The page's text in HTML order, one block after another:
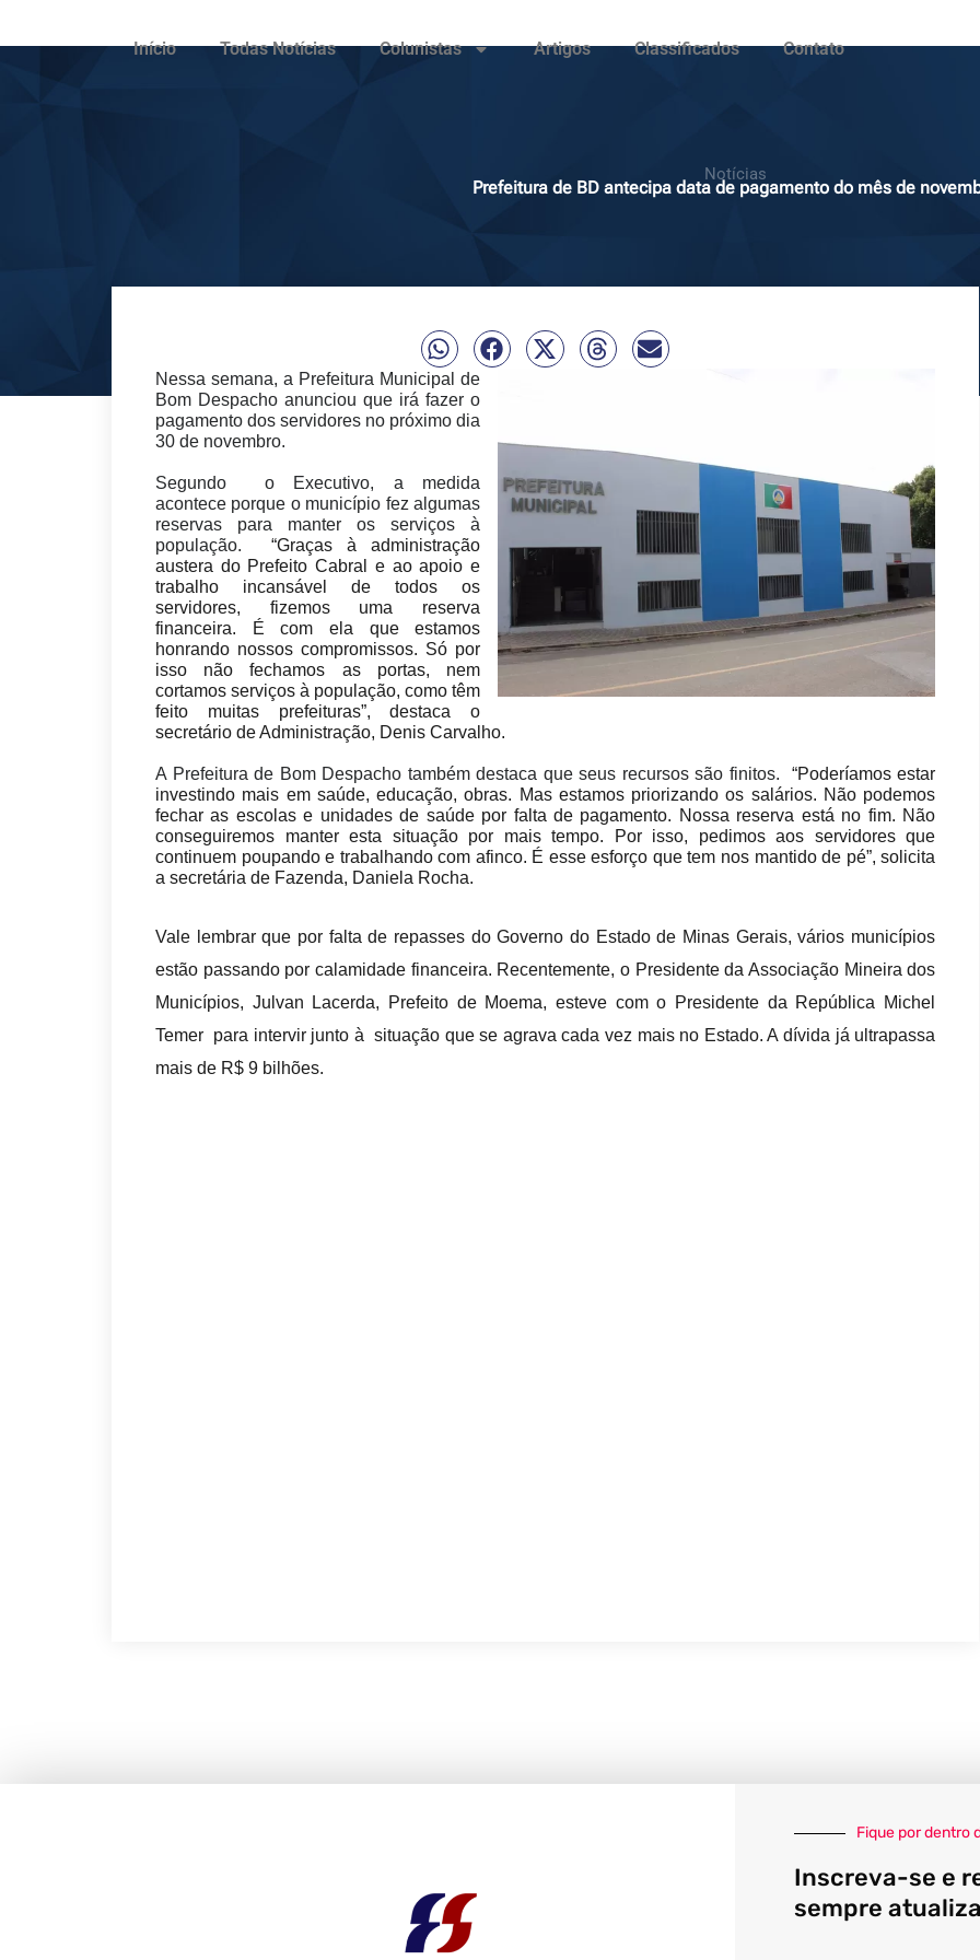
Início Todas Notícias Colunistas Artigos Classificados Contato
Notícias
Prefeitura de BD antecipa data de pagamento do mês de
Nessa semana, a Prefeitura Municipal de
Bom Despacho anunciou que irá fazer o
pagamento dos servidores no próximo dia
30 de novembro.
Segundo o Executivo, a medida
acontece porque o município fez algumas
reservas para manter os serviços à
população.
“Graças à administração
austera do Prefeito Cabral e ao apoio e
trabalho incansável de todos os
servidores, fizemos uma reserva
financeira. É com ela que estamos
honrando nossos compromissos. Só por
isso não fechamos as portas, nem
cortamos serviços à população, como têm
feito muitas prefeituras”, destaca o
secretário de Administração, Denis Carvalho.
A Prefeitura de Bom Despacho também destaca que seus recursos são finitos. “Poderíamos estar
investindo mais em saúde, educação, obras. Mas estamos priorizando os salários. Não podemos
fechar as escolas e unidades de saúde por falta de pagamento. Nossa reserva está no fim. Não
conseguiremos manter esta situação por mais tempo. Por isso, pedimos aos servidores que
continuem poupando e trabalhando com afinco. É esse esforço que tem nos mantido de pé”, solicita
a secretária de Fazenda, Daniela Rocha.
Vale lembrar que por falta de repasses do Governo do Estado de Minas Gerais, vários municípios
estão passando por calamidade financeira. Recentemente, o Presidente da Associação Mineira dos
Municípios, Julvan Lacerda, Prefeito de Moema, esteve com o Presidente da República Michel
Temer para intervir junto à situação que se agrava cada vez mais no Estado. A dívida já ultrapassa
mais de R$ 9 bilhões.
Fique por dentro
Inscreva-se e
sempre